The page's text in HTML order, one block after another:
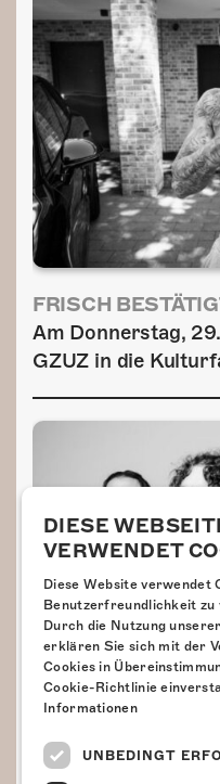
FRISCH
Am Donnerstag,
GZUZ in die
AIRBOURNE -
Wow, das ist ein
DIESE
VERWENDET
Diese Website verwendet
Benutzerfreundlichkeit zu
Durch die Nutzung
erklären Sie sich mit der
Cookies in
Cookie-Richtlinie
Informationen
UNBEDINGT